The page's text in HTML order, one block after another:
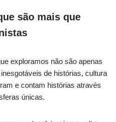
são mais que
exploramos não são apenas
de histórias, cultura
e contam histórias através
únicas.